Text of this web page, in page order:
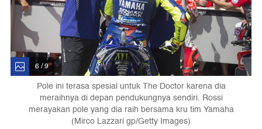
6 / 9
Pole ini terasa spesial untuk The Doctor karena dia
meraihnya di depan pendukungnya sendiri. Rossi
merayakan pole yang dia raih bersama kru tim Yamaha
(Mirco Lazzari gp/Getty Images)